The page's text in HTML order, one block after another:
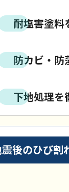
耐塩害塗料
防カビ・防
下地処理を
後のひび割